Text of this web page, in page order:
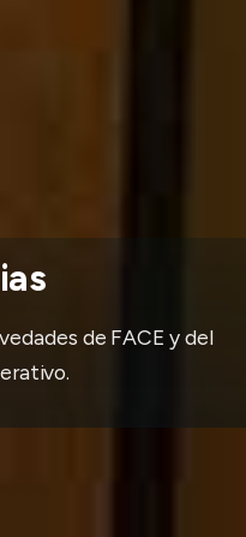
de FACE y del